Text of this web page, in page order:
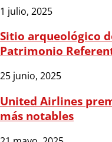
1 julio, 2025
Sitio arqueológico
Patrimonio
25 junio, 2025
United Airlines
más notables